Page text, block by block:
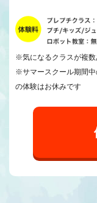
※気になるクラスが複数
※サマースクール期間中
の体験はお休みです